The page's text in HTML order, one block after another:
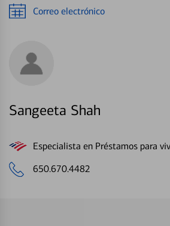
Correo electrónico
Sangeeta Shah
Especialista en Préstamos para
650.670.4482